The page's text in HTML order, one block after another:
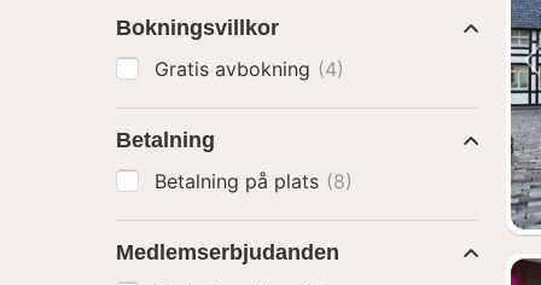
Bokningsvillkor
Gratis avbokning (4)
Betalning
Betalning på plats (8)
Medlemserbjudanden